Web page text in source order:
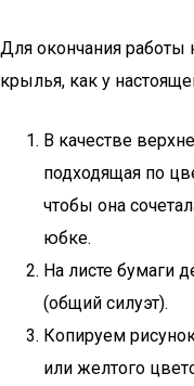
Для окончания работы
крылья, как у
В качестве
подходящая по
чтобы она
юбке.
На листе бумаги
(общий силуэт).
Копируем
или желтого